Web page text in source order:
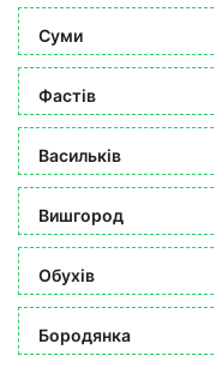
Суми
Фастів
Васильків
Вишгород
Обухів
Бородянка